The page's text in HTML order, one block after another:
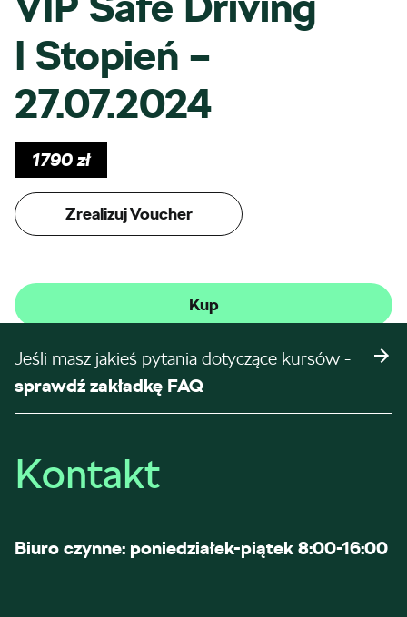
I Stopień –
27.07.2024
1790zł
Zrealizuj Voucher
Kup
Jeśli masz jakieś pytania dotyczące kursów -
sprawdź zakładkę FAQ
Kontakt
Biuro czynne: poniedziałek-piątek 8:00-16:00